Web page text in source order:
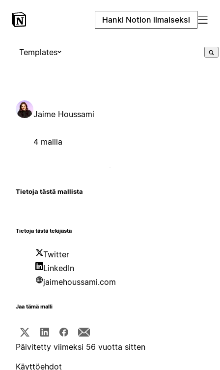
Hanki Notion ilmaiseksi
Templates
Jaime Houssami
4 mallia
Tietoja tästä mallista
Tietoja tästä tekijästä
Twitter
LinkedIn
jaimehoussami.com
Jaa tämä malli
Päivitetty viimeksi 56 vuotta sitten
Käyttöehdot